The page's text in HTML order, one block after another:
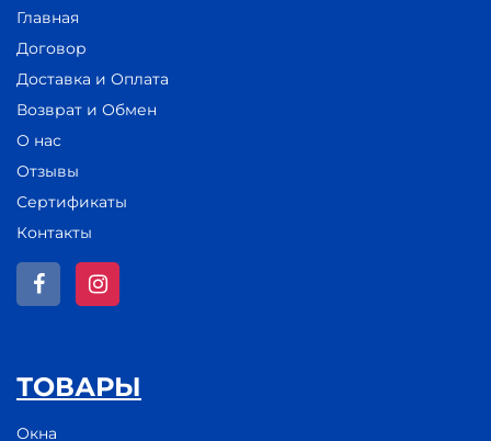
Главная
Договор
Доставка и Оплата
Возврат и Обмен
О нас
Отзывы
Сертификаты
Контакты
ТОВАРЫ
Окна